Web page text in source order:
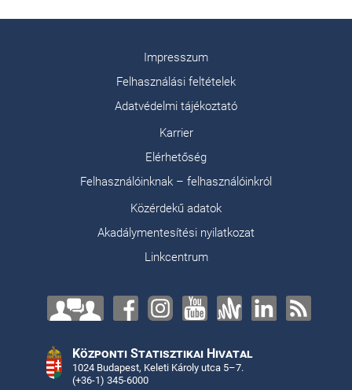
Impresszum
Felhasználási feltételek
Adatvédelmi tájékoztató
Karrier
Elérhetőség
Felhasználóinknak – felhasználóinkról
Közérdekű adatok
Akadálymentesítési nyilatkozat
Linkcentrum
Központi Statisztikai Hivatal
1024 Budapest, Keleti Károly utca 5–7.
(+36-1) 345-6000